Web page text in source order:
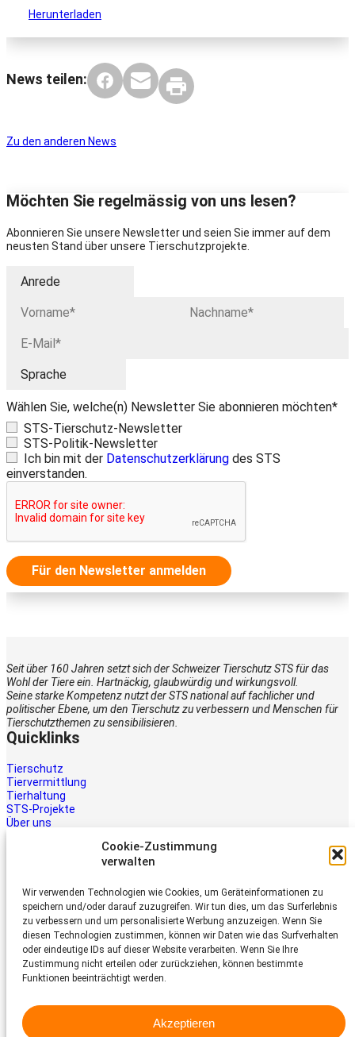
Cookie-Zustimmung
verwalten
Wir verwenden Technologien wie Cookies, um Geräteinformationen zu
speichern und/oder darauf zuzugreifen. Wir tun dies, um das Surferlebnis
zu verbessern und um personalisierte Werbung anzuzeigen. Wenn Sie
diesen Technologien zustimmen, können wir Daten wie das Surfverhalten
oder eindeutige IDs auf dieser Website verarbeiten. Wenn Sie Ihre
Zustimmung nicht erteilen oder zurückziehen, können bestimmte
Funktionen beeinträchtigt werden.
Akzeptieren
Herunterladen
News teilen:
Zu den anderen News
Möchten Sie regelmässig von uns lesen?
Abonnieren Sie unsere Newsletter und seien Sie immer auf dem
neusten Stand über unsere Tierschutzprojekte.
Wählen Sie, welche(n) Newsletter Sie abonnieren möchten*
STS-Tierschutz-Newsletter
STS-Politik-Newsletter
Ich bin mit der Datenschutzerklärung des STS
einverstanden.
Für den Newsletter anmelden
Seit über 160 Jahren setzt sich der Schweizer Tierschutz STS für das
Wohl der Tiere ein. Hartnäckig, glaubwürdig und wirkungsvoll.
Seine starke Kompetenz nutzt der STS national auf fachlicher und
politischer Ebene, um den Tierschutz zu verbessern und Menschen für
Tierschutzthemen zu sensibilisieren.
Quicklinks
Tierschutz
Tiervermittlung
Tierhaltung
STS-Projekte
Über uns
Tiere brauchen Hilfe – auch Ihre.
Unterstützen Sie die Arbeit des
Schweizer Tierschutz STS.
Jetzt spenden
Schweizer Tierschutz STS
CH-4053 Basel